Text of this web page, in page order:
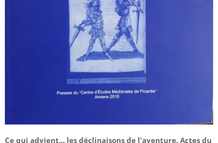
Ce qui advient... les déclinaisons de l'aventure. Actes du